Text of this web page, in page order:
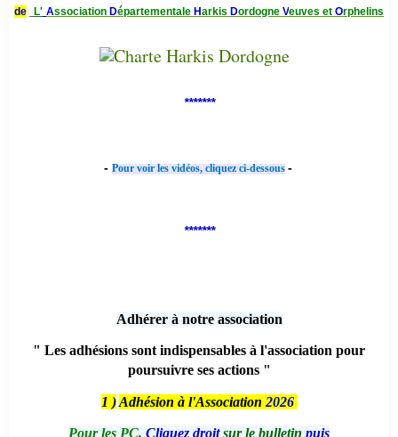
de
L' Association Départementale Harkis Dordogne Veuves et Orphelins
*******
- Pour voir les vidéos, cliquez ci-dessous -
*******
Adhérer à notre association
" Les adhésions sont indispensables à l'association pour
poursuivre ses actions "
1 ) Adhésion à l'Association 2026
Pour les PC, Cliquez droitsur le bulletin puis